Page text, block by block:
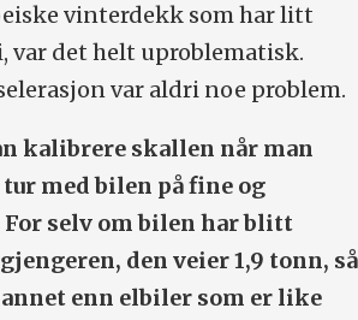
vinterdekk som har litt
var det helt uproblematisk.
var aldri noe problem.
kalibrere skallen når man
tur med bilen på fine og
For selv om bilen har blitt
den veier 1,9 tonn, så
enn elbiler som er like